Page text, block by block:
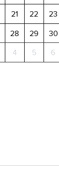
21 22
23
28 29
30
4 5 6